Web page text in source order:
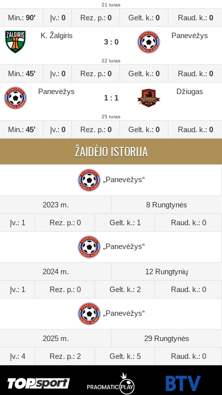
21 turas
Min.: 90' Įv.: 0 Rez. p.: 0 Gelt. k.: 0 Raud. k.: 0
K. Žalgiris
3 : 0
Panevėžys
22 turas
Min.: 45' Įv.: 0 Rez. p.: 0 Gelt. k.: 0 Raud. k.: 0
Panevėžys
1 : 1
Džiugas
25 turas
Min.: 45' Įv.: 0 Rez. p.: 0 Gelt. k.: 0 Raud. k.: 0
ŽAIDĖJO ISTORIJA
„Panevėžys“
2023 m. 8 Rungtynės
Įv.: 1 Rez. p.: 0 Gelt. k.: 1 Raud. k.: 0
„Panevėžys“
2024 m. 12 Rungtynių
Įv.: 1 Rez. p.: 0 Gelt. k.: 2 Raud. k.: 0
„Panevėžys“
2025 m. 29 Rungtynės
Įv.: 4 Rez. p.: 2 Gelt. k.: 5 Raud. k.: 0